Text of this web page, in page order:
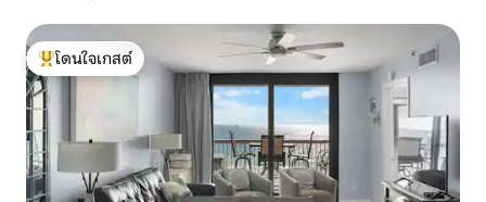
โดนใจเกสต์ที่สุด
โดนใจเกสต์